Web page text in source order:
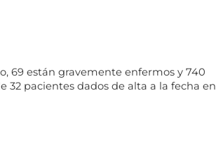
69 están gravemente enfermos y 740
32 pacientes dados de alta a la fecha en